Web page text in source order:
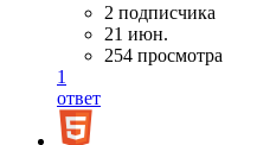
2 подписчика
21 июн.
254 просмотра
1
ответ